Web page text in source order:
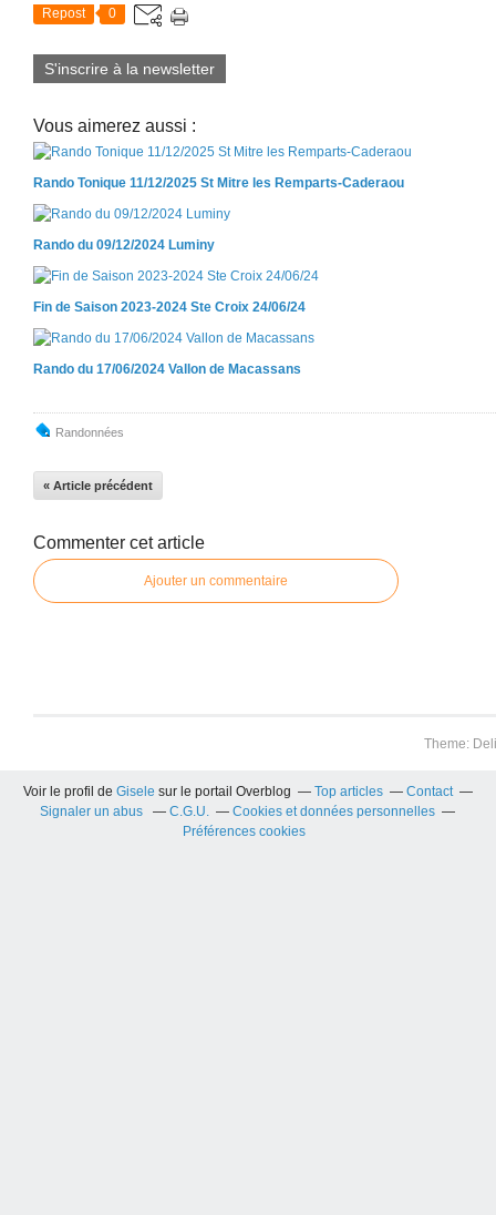
Repost 0
S'inscrire à la newsletter
Vous aimerez aussi :
Rando Tonique 11/12/2025 St Mitre les Remparts-Caderaou
Rando du 09/12/2024 Luminy
Fin de Saison 2023-2024 Ste Croix 24/06/24
Rando du 17/06/2024 Vallon de Macassans
Randonnées
« Article précédent
Commenter cet article
Ajouter un commentaire
Theme:
Voir le profil de Gisele sur le portail Overblog Top articles
Contact
Signaler un abus
C.G.U.
Cookies et données personnelles
Préférences cookies